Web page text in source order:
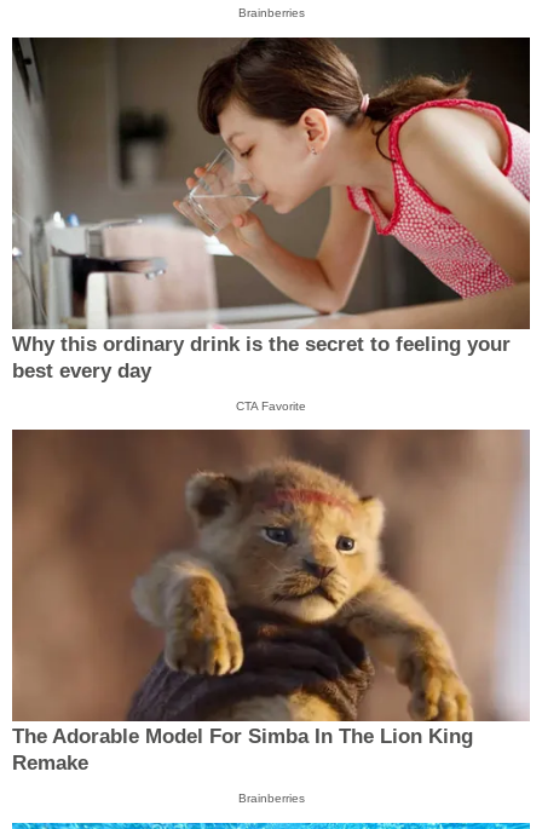
Brainberries
Why this ordinary drink is the secret to feeling your
best every day
CTA Favorite
The Adorable Model For Simba In The Lion King
Remake
Brainberries